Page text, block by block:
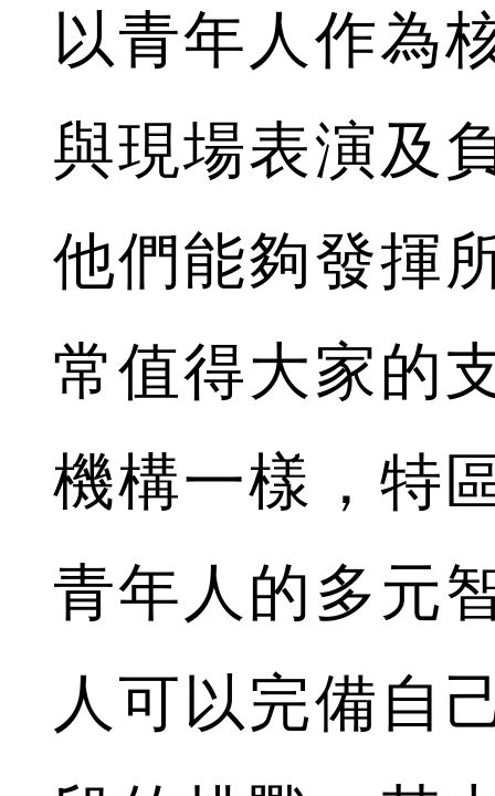
以青年人作為
與現場表演及
他們能夠發揮
常值得大家的
機構一樣，特
青年人的多元
人可以完備自